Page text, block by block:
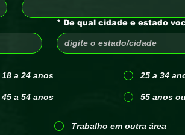
* De qual cidade e estado
18 a 24 anos 25 a 34
45 a 54 anos 55 anos
Trabalho em outra área